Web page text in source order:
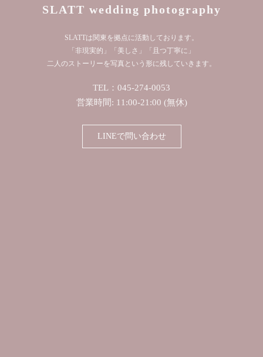
SLATT wedding photography
SLATTは関東を拠点に活動しております。
「非現実的」「美しさ」「且つ丁寧に」
二人のストーリーを写真という形に残していきます。
TEL：045-274-0053
営業時間: 11:00-21:00 (無休)
LINEで問い合わせ